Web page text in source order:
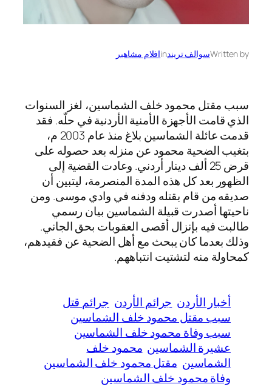
Written byسوالف تريندinافلام مشاهير
سبب مقتل محمود خلف الشماسين، لغز السنوات
الذي قامت الأجهزة الأمنية الأردنية في حلّه. فقد
قدمت عائلة الشماسين بلاغ منذ عام 2003 م،
بتغيب الضحية محمود عن منزله بعد حصوله على
قرض 25 ألف دينار أردني. وعادت القضية إلى
الظهور بعد كل هذه المدة المنصرمة، ليتبين أن
صديقه من قام بقتله ودفنه في وادي موسى. ومن
ناحيتها أصدرت قبيلة الشماسين بيان رسمي
طالبت فيه بإنزال أقصى العقوبات بحق الجاني.
وذلك بعدما كان يبحث مع أهل الضحية عن فقيدهم،
كمحاولة منه لتشتيت انتباههم.
أخبار الأردن جرائم الأردن جرائم قتل
سبب مقتل محمود خلف الشماسين
سبب وفاة محمود خلف الشماسين
عشيرة الشماسين محمود خلف
الشماسين مقتل محمود خلف الشماسين
وفاة محمود خلف الشماسين